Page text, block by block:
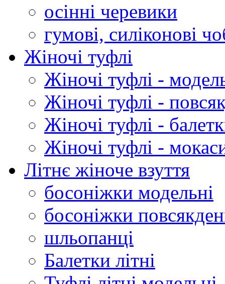
осінні черевики
гумові, силіконові
Жіночі туфлі
Жіночі туфлі -
Жіночі туфлі -
Жіночі туфлі -
Жіночі туфлі -
Літнє жіноче взуття
босоніжки модельні
босоніжки
шльопанці
Балетки літні